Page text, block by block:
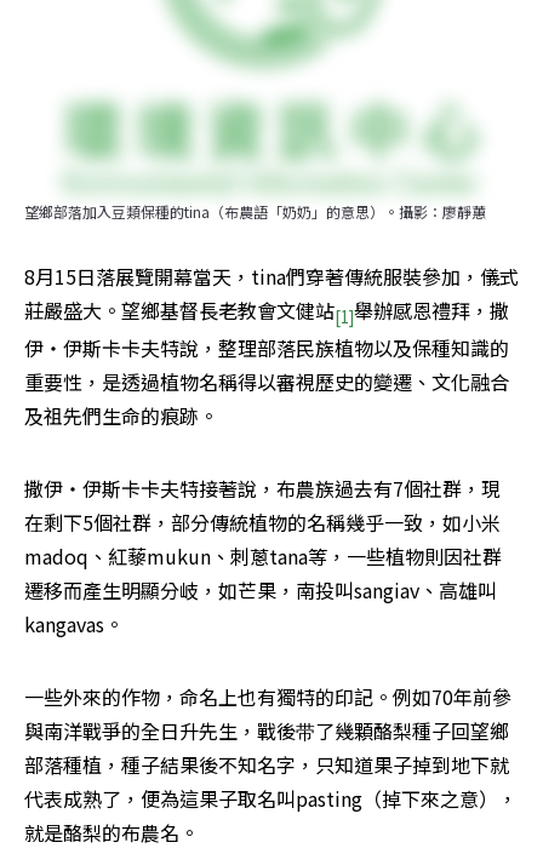
望鄉部落加入豆類保種的tina（布農語「奶奶」的意思）。攝影：廖靜蕙
8月15日落展覽開幕當天，tina們穿著傳統服裝參加，儀式
莊嚴盛大。望鄉基督長老教會文健站[1]舉辦感恩禮拜，撒
伊‧伊斯卡卡夫特說，整理部落民族植物以及保種知識的
重要性，是透過植物名稱得以審視歷史的變遷、文化融合
及祖先們生命的痕跡。
撒伊‧伊斯卡卡夫特接著說，布農族過去有7個社群，現
在剩下5個社群，部分傳統植物的名稱幾乎一致，如小米
madoq、紅藜mukun、刺蔥tana等，一些植物則因社群
遷移而產生明顯分岐，如芒果，南投叫sangiav、高雄叫
kangavas。
一些外來的作物，命名上也有獨特的印記。例如70年前參
與南洋戰爭的全日升先生，戰後带了幾顆酪梨種子回望鄉
部落種植，種子結果後不知名字，只知道果子掉到地下就
代表成熟了，便為這果子取名叫pasting（掉下來之意），
就是酪梨的布農名。